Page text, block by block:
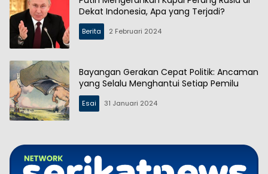
Dekat Indonesia, Apa yang Terjadi?
Berita 2 Februari 2024
Bayangan Gerakan Cepat Politik: Ancaman
yang Selalu Menghantui Setiap Pemilu
Esai 31 Januari 2024